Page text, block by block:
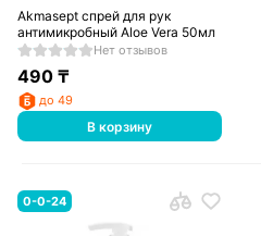
Akmasept спрей для рук
антимикробный Aloe Vera 50мл
Нет отзывов
490₸
до 49
В корзину
0-0-24